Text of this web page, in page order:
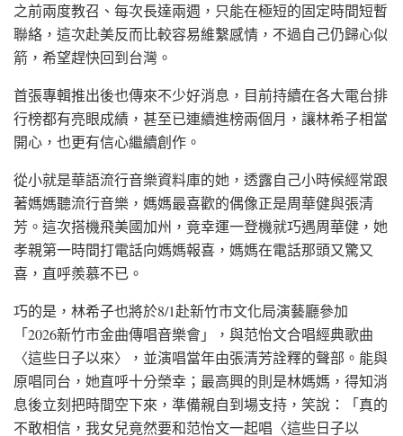
之前兩度教召、每次長達兩週，只能在極短的固定時間短暫
聯絡，這次赴美反而比較容易維繫感情，不過自己仍歸心似
箭，希望趕快回到台灣。
首張專輯推出後也傳來不少好消息，目前持續在各大電台排
行榜都有亮眼成績，甚至已連續進榜兩個月，讓林希子相當
開心，也更有信心繼續創作。
從小就是華語流行音樂資料庫的她，透露自己小時候經常跟
著媽媽聽流行音樂，媽媽最喜歡的偶像正是周華健與張清
芳。這次搭機飛美國加州，竟幸運一登機就巧遇周華健，她
孝親第一時間打電話向媽媽報喜，媽媽在電話那頭又驚又
喜，直呼羨慕不已。
巧的是，林希子也將於8/1赴新竹市文化局演藝廳參加
「2026新竹市金曲傳唱音樂會」，與范怡文合唱經典歌曲
〈這些日子以來〉，並演唱當年由張清芳詮釋的聲部。能與
原唱同台，她直呼十分榮幸；最高興的則是林媽媽，得知消
息後立刻把時間空下來，準備親自到場支持，笑說：「真的
不敢相信，我女兒竟然要和范怡文一起唱〈這些日子以